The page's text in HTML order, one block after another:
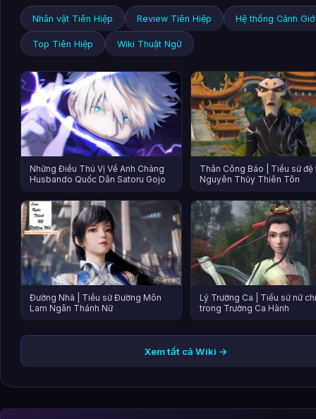
Nhân vật Tiên Hiệp Review Tiên Hiệp Hệ thống Cảnh
Top Tiên Hiệp Wiki Thuật Ngữ
Những Điều Thú Vị Về Anh Chàng
Husbando Quốc Dân Satoru Gojo
Thân Công Báo | Tiểu sử đệ
Nguyên Thủy Thiên Tôn
Đường Nhã | Tiểu sử Đường Môn
Lam Ngân Thánh Nữ
Lý Trường Ca | Tiểu sử nữ
trong Trường Ca Hành
Xem tất cả Wiki →